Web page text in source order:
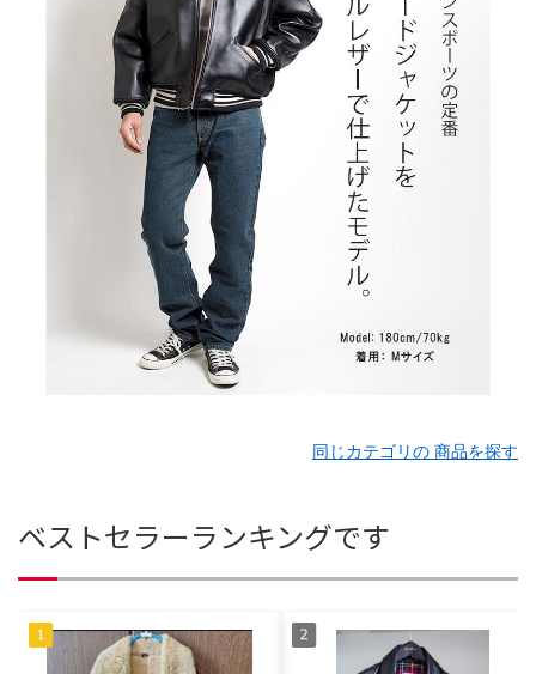
同じカテゴリの 商品を探す
ベストセラーランキングです